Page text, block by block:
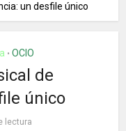
un desfile único
• OCIO
de
único
lectura